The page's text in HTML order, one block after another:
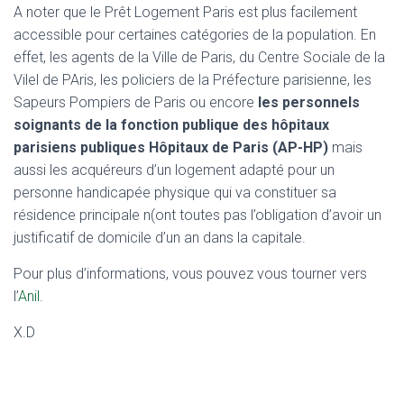
A noter que le Prêt Logement Paris est plus facilement
accessible pour certaines catégories de la population. En
effet, les agents de la Ville de Paris, du Centre Sociale de la
Vilel de PAris, les policiers de la Préfecture parisienne, les
Sapeurs Pompiers de Paris ou encore les personnels
soignants de la fonction publique des hôpitaux
parisiens publiques Hôpitaux de Paris (AP-HP) mais
aussi les acquéreurs d’un logement adapté pour un
personne handicapée physique qui va constituer sa
résidence principale n(ont toutes pas l’obligation d’avoir un
justificatif de domicile d’un an dans la capitale.
Pour plus d’informations, vous pouvez vous tourner vers
l’Anil.
X.D